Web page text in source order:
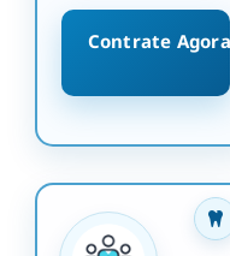
Contrate Agora